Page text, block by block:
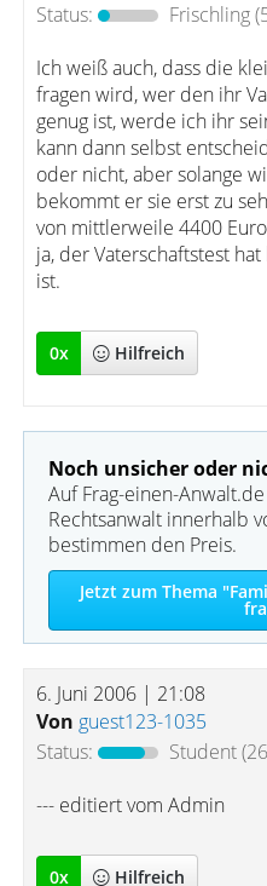
Status:
Frischling
Ich weiß auch, dass die
fragen wird, wer den ihr
genug ist, werde ich ihr
kann dann selbst
oder nicht, aber solange
bekommt er sie erst zu
von mittlerweile 4400
ja, der Vaterschaftstest
ist.
0x Hilfreich
Noch unsicher oder
Auf Frag-einen-
Rechtsanwalt innerhalb
bestimmen den Preis.
Jetzt zum Thema
6. Juni 2006 | 21:08
Von guest123-1035
Status:
Student
--- editiert vom Admin
0x Hilfreich